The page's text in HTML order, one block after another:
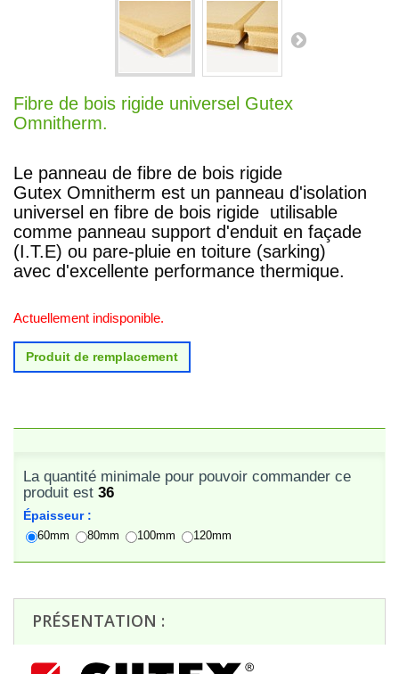
Fibre de bois rigide universel Gutex
Omnitherm.
Le panneau de fibre de bois rigide
Gutex Omnitherm est un panneau d'isolation
universel en fibre de bois rigide utilisable
comme panneau support d'enduit en façade
(I.T.E) ou pare-pluie en toiture (sarking)
avec d'excellente performance thermique.
Actuellement indisponible.
Produit de remplacement
La quantité minimale pour pouvoir commander ce
produit est 36
Épaisseur :
60mm 80mm 100mm 120mm
PRÉSENTATION :